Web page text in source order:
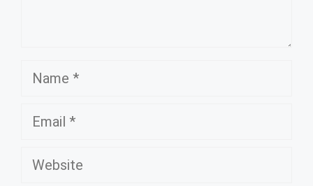
Name
Email
Website